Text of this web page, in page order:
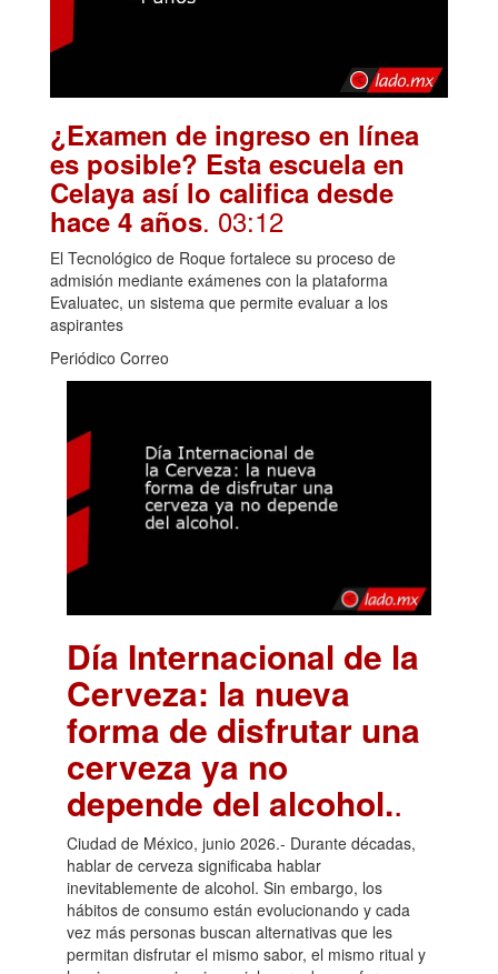
¿Examen de ingreso en línea
es posible? Esta escuela en
Celaya así lo califica desde
hace 4 años. 03:12
El Tecnológico de Roque fortalece su proceso de
admisión mediante exámenes con la plataforma
Evaluatec, un sistema que permite evaluar a los
aspirantes
Periódico Correo
Día Internacional de la
Cerveza: la nueva
forma de disfrutar una
cerveza ya no
depende del alcohol..
Ciudad de México, junio 2026.- Durante décadas,
hablar de cerveza significaba hablar
inevitablemente de alcohol. Sin embargo, los
hábitos de consumo están evolucionando y cada
vez más personas buscan alternativas que les
permitan disfrutar el mismo sabor, el mismo ritual y